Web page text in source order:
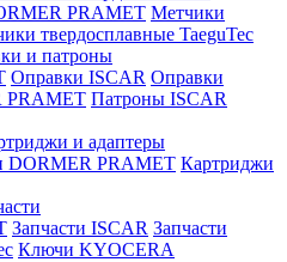
PRAMET Метчики
твердосплавные TaeguTec
и патроны
Оправки ISCAR Оправки
PRAMET Патроны ISCAR
и адаптеры
DORMER PRAMET Картриджи
Запчасти ISCAR Запчасти
Ключи KYOCERA